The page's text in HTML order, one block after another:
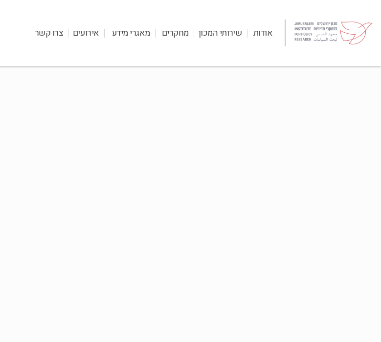
אודות שירותי המכון מחקרים מאגרי מידע אירועים צרו קשר